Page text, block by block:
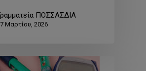
ΠΟΣΣΑΣΔΙΑ
Μαρτίου, 2026